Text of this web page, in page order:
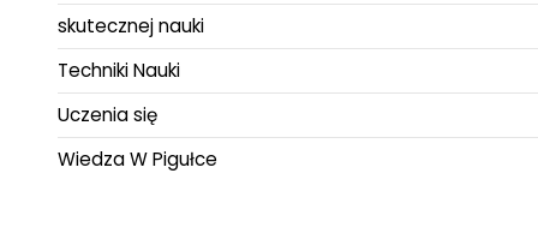
skutecznej nauki
Techniki Nauki
Uczenia się
Wiedza W Pigułce